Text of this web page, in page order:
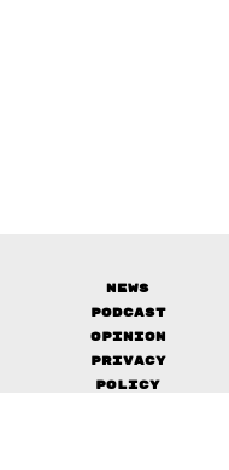
News
Podcast
Opinion
Privacy
Policy